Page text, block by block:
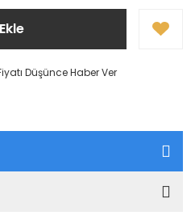
Düşünce Haber Ver